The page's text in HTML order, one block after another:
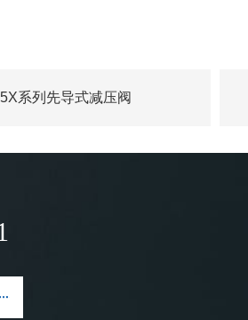
系列先导式减压阀
